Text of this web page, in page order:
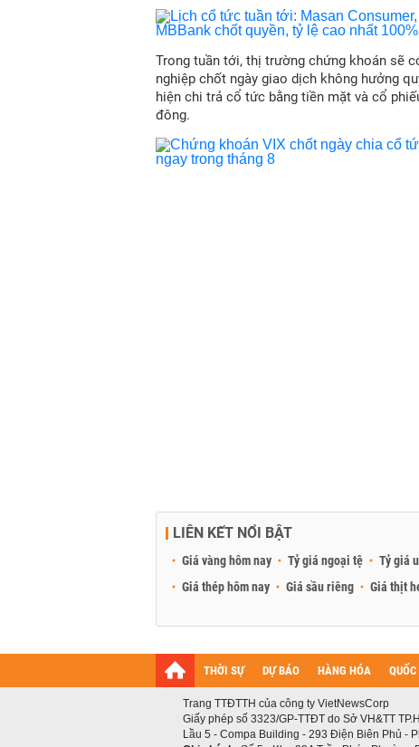
Trong tuần tới, thị trường chứng khoán sẽ
nghiệp chốt ngày giao dịch không hưởng
hiện chi trả cổ tức bằng tiền mặt và cổ
đông.
LIÊN KẾT NỔI BẬT
Giá vàng hôm nay Tỷ giá ngoại tệ Tỷ giá
Giá thép hôm nay
Giá sầu riêng Giá thịt
THỜI SỰ DỰ BÁO HÀNG HÓA QUỐC
Trang TTĐTTH của công ty VietNewsCorp
Giấy phép số 3323/GP-TTĐT do Sở VH&TT
Lầu 5 - Compa Building - 293 Điện Biên Phủ -